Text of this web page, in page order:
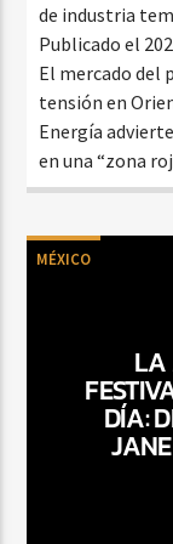
de industria
Publicado el
El mercado
tensión en
Energía
en una “zona
MÉXICO
LA
DÍA: